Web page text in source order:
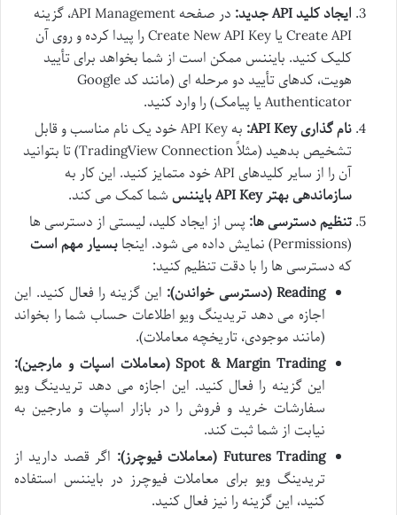
ایجاد کلید API جدید:
در صفحه API Management، گزینه
Create API یا Create New API Key را پیدا کرده و روی آن
کلیک کنید. بایننس ممکن است از شما بخواهد برای تأیید
هویت، کدهای تأیید دو مرحله ای (مانند کد Google
Authenticator یا پیامک) را وارد کنید.
نام گذاری API Key:
به API Key خود یک نام مناسب و قابل
تشخیص بدهید (مثلاً TradingView Connection) تا بتوانید
آن را از سایر کلیدهای API خود متمایز کنید. این کار به
سازماندهی بهتر API Key بایننس
شما کمک می کند.
تنظیم دسترسی ها: پس از ایجاد کلید، لیستی از دسترسی ها
(Permissions) نمایش داده می شود. اینجا
بسیار مهم است
که دسترسی ها را با دقت تنظیم کنید:
Reading (دسترسی خواندن):
این گزینه را فعال کنید. این
اجازه می دهد تریدینگ ویو اطلاعات حساب شما را بخواند
(مانند موجودی، تاریخچه معاملات).
Spot & Margin Trading (معاملات اسپات و مارجین):
این گزینه را فعال کنید. این اجازه می دهد تریدینگ ویو
سفارشات خرید و فروش را در بازار اسپات و مارجین به
نیابت از شما ثبت کند.
Futures Trading (معاملات فیوچرز):
اگر قصد دارید از
تریدینگ ویو برای معاملات فیوچرز در بایننس استفاده
کنید، این گزینه را نیز فعال کنید.